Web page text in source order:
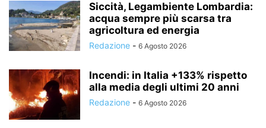
Siccità, Legambiente Lombardia:
acqua sempre più scarsa tra
agricoltura ed energia
Redazione - 6 Agosto 2026
Incendi: in Italia +133% rispetto
alla media degli ultimi 20 anni
Redazione - 6 Agosto 2026